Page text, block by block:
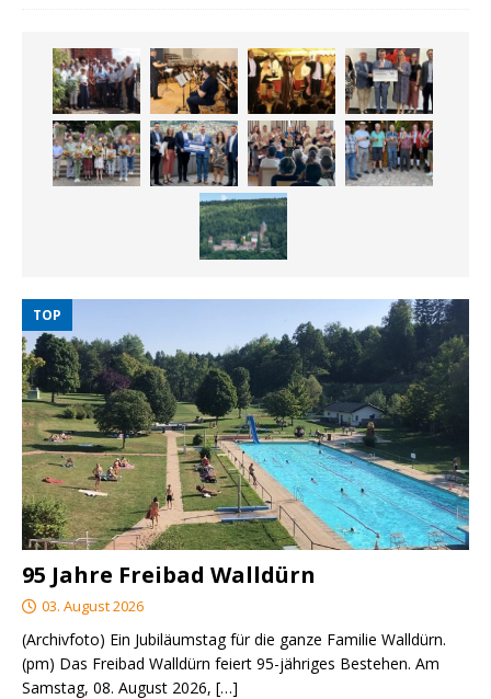
TOP
95 Jahre Freibad Walldürn
03. August 2026
(Archivfoto) Ein Jubiläumstag für die ganze Familie Walldürn.
(pm) Das Freibad Walldürn feiert 95-jähriges Bestehen. Am
Samstag, 08. August 2026, […]